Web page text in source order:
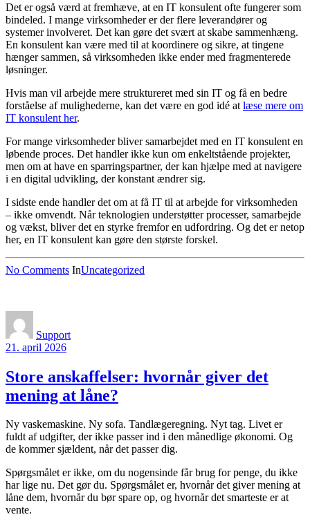
Det er også værd at fremhæve, at en IT konsulent ofte fungerer som
bindeled. I mange virksomheder er der flere leverandører og
systemer involveret. Det kan gøre det svært at skabe sammenhæng.
En konsulent kan være med til at koordinere og sikre, at tingene
hænger sammen, så virksomheden ikke ender med fragmenterede
løsninger.
Hvis man vil arbejde mere struktureret med sin IT og få en bedre
forståelse af mulighederne, kan det være en god idé at læse mere om
IT konsulent her.
For mange virksomheder bliver samarbejdet med en IT konsulent en
løbende proces. Det handler ikke kun om enkeltstående projekter,
men om at have en sparringspartner, der kan hjælpe med at navigere
i en digital udvikling, der konstant ændrer sig.
I sidste ende handler det om at få IT til at arbejde for virksomheden
– ikke omvendt. Når teknologien understøtter processer, samarbejde
og vækst, bliver det en styrke fremfor en udfordring. Og det er netop
her, en IT konsulent kan gøre den største forskel.
No Comments InUncategorized
Support
21. april 2026
Store anskaffelser: hvornår giver det
mening at låne?
Ny vaskemaskine. Ny sofa. Tandlægeregning. Nyt tag. Livet er
fuldt af udgifter, der ikke passer ind i den månedlige økonomi. Og
de kommer sjældent, når det passer dig.
Spørgsmålet er ikke, om du nogensinde får brug for penge, du ikke
har lige nu. Det gør du. Spørgsmålet er, hvornår det giver mening at
låne dem, hvornår du bør spare op, og hvornår det smarteste er at
vente.